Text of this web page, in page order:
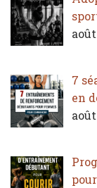
7
en